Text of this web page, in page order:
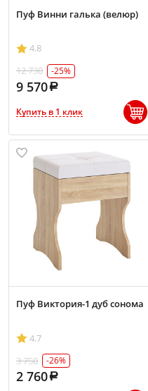
Пуф Винни галька (велюр)
4.8
12 730
-25%
9 570
Купить в 1 клик
Пуф Виктория-1 дуб сонома
4.7
3 750
-26%
2 760